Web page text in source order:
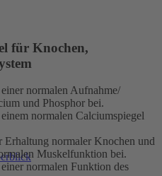
für Knochen,
normalen Aufnahme/
und Phosphor bei.
normalen Calciumspiegel
Erhaltung normaler Knochen und
Muskelfunktion bei.
normalen Funktion des